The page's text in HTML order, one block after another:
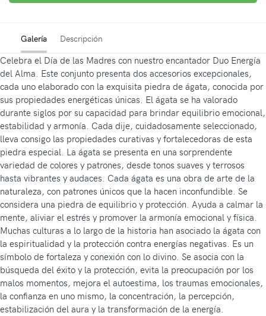
Galería Descripción
Celebra el Día de las Madres con nuestro encantador Duo Energía
del Alma. Este conjunto presenta dos accesorios excepcionales,
cada uno elaborado con la exquisita piedra de ágata, conocida por
sus propiedades energéticas únicas. El ágata se ha valorado
durante siglos por su capacidad para brindar equilibrio emocional,
estabilidad y armonía. Cada dije, cuidadosamente seleccionado,
lleva consigo las propiedades curativas y fortalecedoras de esta
piedra especial. La ágata se presenta en una sorprendente
variedad de colores y patrones, desde tonos suaves y terrosos
hasta vibrantes y audaces. Cada ágata es una obra de arte de la
naturaleza, con patrones únicos que la hacen inconfundible. Se
considera una piedra de equilibrio y protección. Ayuda a calmar la
mente, aliviar el estrés y promover la armonía emocional y física.
Muchas culturas a lo largo de la historia han asociado la ágata con
la espiritualidad y la protección contra energías negativas. Es un
símbolo de fortaleza y conexión con lo divino. Se asocia con la
búsqueda del éxito y la protección, evita la preocupación por los
malos momentos, mejora el autoestima, los traumas emocionales,
la confianza en uno mismo, la concentración, la percepción,
estabilización del aura y la transformación de la energía.